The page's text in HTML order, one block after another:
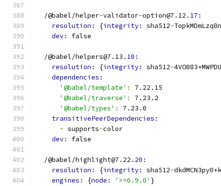
  /@babel/helper
-validator-option@7.12. 17:
resolution:
{integrity: sha512-
dev: false
  /@babel/helpers@7.13.
10:
resolution:
{integrity: sha512-
dependencies:
'@babel/template' :
7.22.15
'@babel/traverse' :
7.23.2
'@babel/types' :
7.23.0
transitivePeerDependencies:
- supports-color
dev: false
  /@babel/highlight@7.22.
20:
resolution:
{integrity: sha512-
engines:
{node: '>=6.9.0' }